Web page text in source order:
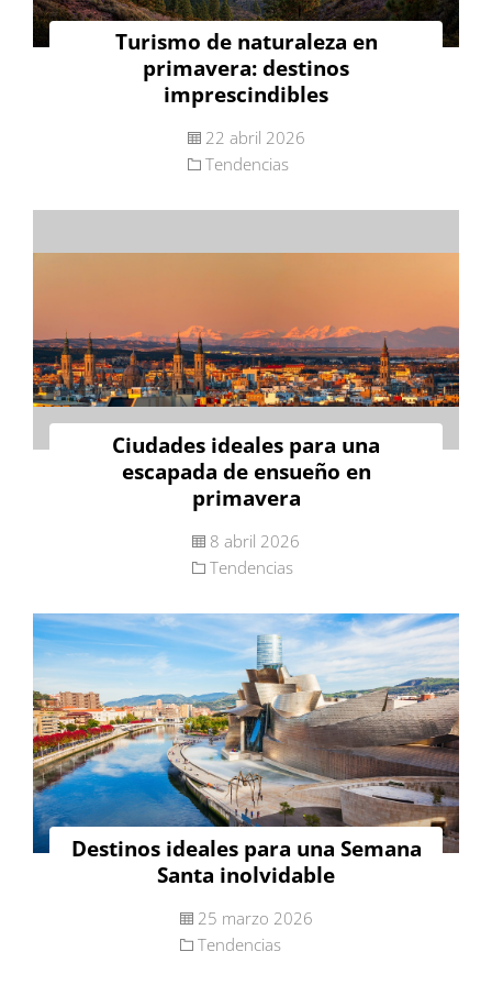
Turismo de naturaleza en
primavera: destinos
imprescindibles
22 abril 2026
Tendencias
Ciudades ideales para una
escapada de ensueño en
primavera
8 abril 2026
Tendencias
Destinos ideales para una Semana
Santa inolvidable
25 marzo 2026
Tendencias